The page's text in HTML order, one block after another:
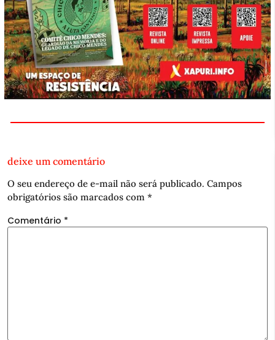
deixe um comentário
O seu endereço de e-mail não será publicado. Campos
obrigatórios são marcados com *
Comentário *